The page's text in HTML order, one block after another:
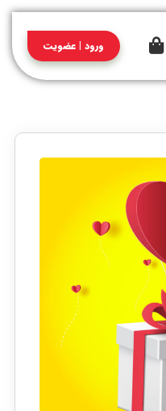
ورود | عضویت